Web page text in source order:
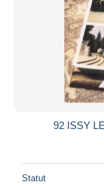
92 ISSY
Statut